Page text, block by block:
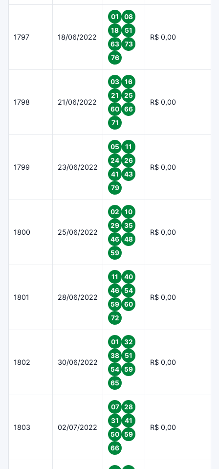
1797 18/06/2022
01
08
18
51
63
73
76
R$ 0,00
1798 21/06/2022
03
16
21
25
60
66
71
R$ 0,00
1799 23/06/2022
05
11
24
26
41
43
79
R$ 0,00
1800 25/06/2022
02
10
29
35
46
48
59
R$ 0,00
1801 28/06/2022
11
40
46
54
59
60
72
R$ 0,00
1802 30/06/2022
01
32
38
51
54
59
65
R$ 0,00
1803 02/07/2022
07
28
31
41
50
59
66
R$ 0,00